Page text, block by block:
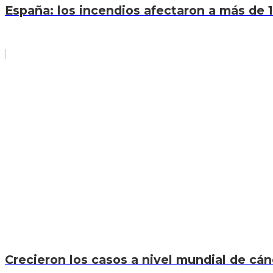
España: los incendios afectaron a más
Crecieron los casos a nivel mundial de